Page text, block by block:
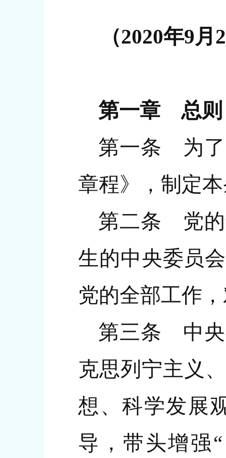
（2020年9
第一章 总则
第一条 为了
章程》，制定
第二条 党的
生的中央委员
党的全部工作
第三条 中央
克思列宁主义
想、科学发展
导，带头增强